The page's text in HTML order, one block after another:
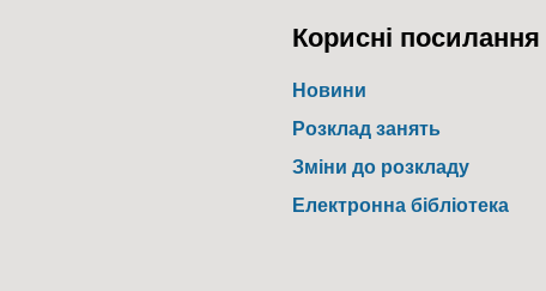
Корисні посилання
Новини
Розклад занять
Зміни до розкладу
Електронна бібліотека